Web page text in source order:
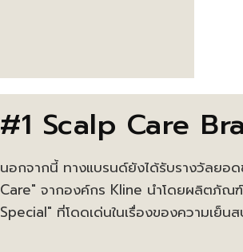
#1 Scalp Care
นอกจากนี้ ทางแบรนด์ยังได้รับรางวัลยอ
Care" จากองค์กร Kline นำโดยผลิตภัณ
Special" ที่โดดเด่นในเรื่องของความเย็